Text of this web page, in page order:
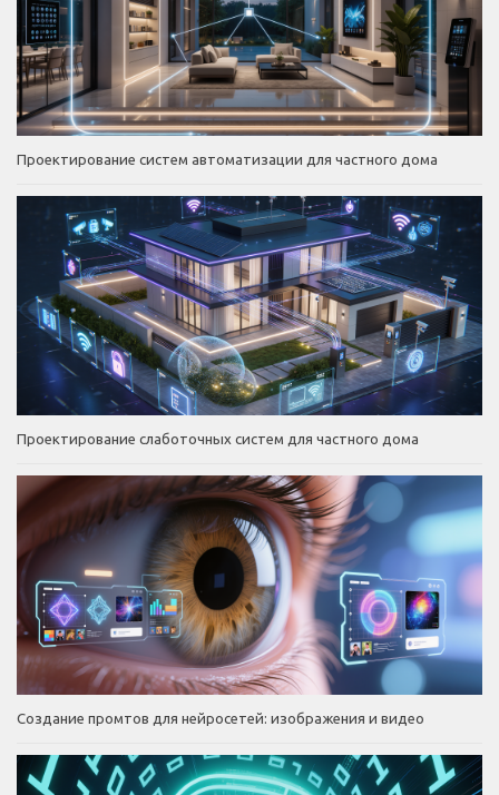
Проектирование систем автоматизации для частного дома
Проектирование слаботочных систем для частного дома
Создание промтов для нейросетей: изображения и видео